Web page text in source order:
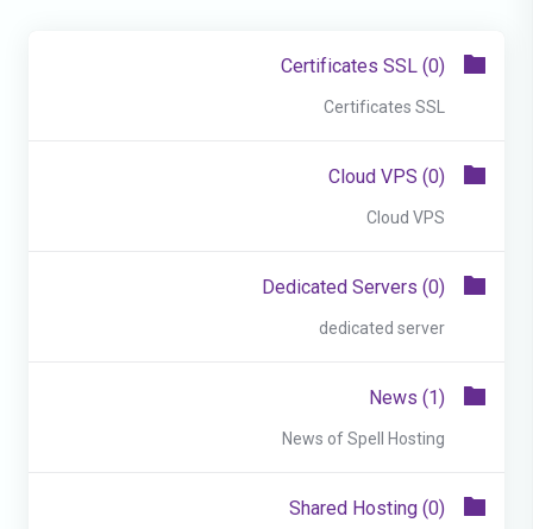
Certificates SSL (0)
Certificates SSL
Cloud VPS (0)
Cloud VPS
Dedicated Servers (0)
dedicated server
News (1)
News of Spell Hosting
Shared Hosting (0)